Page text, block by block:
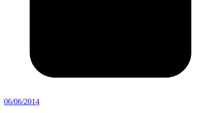
06/06/2014